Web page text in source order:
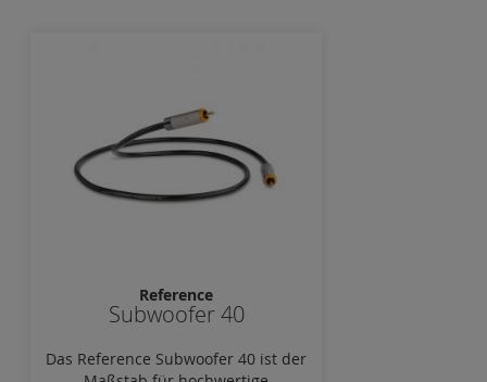
Reference
Subwoofer 40
Das Reference Subwoofer 40 ist der